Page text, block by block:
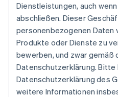
Dienstleistungen, auch
abschließen. Dieser
personenbezogenen Daten
Produkte oder Dienste zu
bewerben, und zwar gemäß
Datenschutzerklärung. Bitte
Datenschutzerklärung des
weitere Informationen